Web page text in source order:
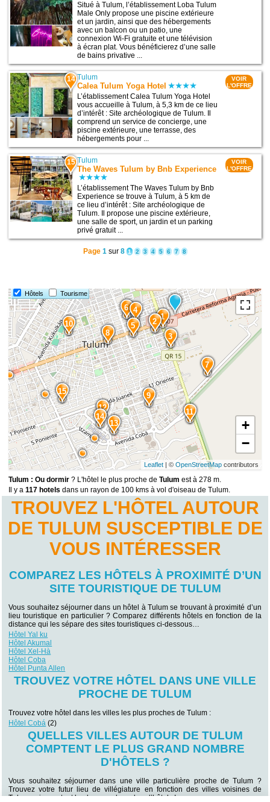
Situé à Tulum, l’établissement Loba Tulum
Male Only propose une piscine extérieure
et un jardin, ainsi que des hébergements
avec un balcon ou un patio, une
connexion Wi-Fi gratuite et une télévision
à écran plat. Vous bénéficierez d’une salle
de bains privative ...
14 Tulum
Calea Tulum Yoga Hotel
L’établissement Calea Tulum Yoga Hotel
vous accueille à Tulum, à 5,3 km de ce lieu
d’intérêt : Site archéologique de Tulum. Il
comprend un service de concierge, une
piscine extérieure, une terrasse, des
hébergements pour ...
VOIR
L'OFFRE
15 Tulum
The Waves Tulum by Bnb Experience
L’établissement The Waves Tulum by Bnb
Experience se trouve à Tulum, à 5 km de
ce lieu d’intérêt : Site archéologique de
Tulum. Il propose une piscine extérieure,
une salle de sport, un jardin et un parking
privé gratuit ...
VOIR
L'OFFRE
Page 1sur 8 1 2 3 4 5 6 7 8
Hôtels Tourisme
15
14
13
12 11
10
9
8
7
6
5
4
3
2
1
+
−
Leaflet| © OpenStreetMapcontributors
Tulum : Ou dormir ? L'hôtel le plus proche deTulum est à 278 m.
Il y a117 hotels dans un rayon de 100 kms à vol d'oiseau de Tulum.
TROUVEZ L'HÔTEL AUTOUR
DE TULUM SUSCEPTIBLE DE
VOUS INTÉRESSER
COMPAREZ LES HÔTELS À PROXIMITÉ D’UN
SITE TOURISTIQUE DE TULUM
Vous souhaitez séjourner dans un hôtel à Tulum se trouvant à proximité d’un
lieu touristique en particulier ? Comparez différents hôtels en fonction de la
distance qui les sépare des sites touristiques ci-dessous…
Hôtel Yal ku
Hôtel Akumal
Hôtel Xel-Hà
Hôtel Coba
Hôtel Punta Allen
TROUVEZ VOTRE HÔTEL DANS UNE VILLE
PROCHE DE TULUM
Trouvez votre hôtel dans les villes les plus proches de Tulum :
Hôtel Cobá (2)
QUELLES VILLES AUTOUR DE TULUM
COMPTENT LE PLUS GRAND NOMBRE
D'HÔTELS ?
Vous souhaitez séjourner dans une ville particulière proche de Tulum ?
Trouvez votre futur lieu de villégiature en fonction des villes voisines de
Tulum qui comptent le plus grand nombre d’hôtels !